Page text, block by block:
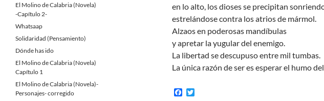
en lo alto, los dioses se precipitan
estrelándose contra los atrios de mármol.
Alzaos en poderosas mandíbulas
y apretar la yugular del enemigo.
La libertad se descupuso entre mil tumbas.
La única razón de ser es esperar el humo
F
El Molino de Calabria (Novela)
-Capítulo 2-
Whatsaap
Solidaridad (Pensamiento)
Dónde has ido
El Molino de Calabria (Novela)
Capítulo 1
El Molino de Calabria (Novela)-
Personajes- corregido